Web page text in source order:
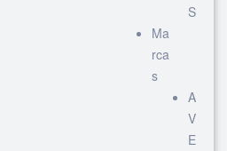
S
Ma
rca
s
A
V
E